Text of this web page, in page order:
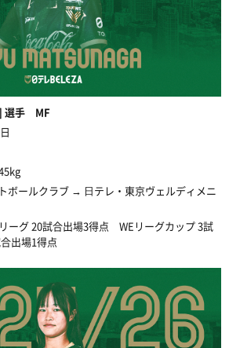
] 選手 MF
ボールクラブ → ⽇テレ・東京ヴェルディメニ
リーグ 20試合出場3得点 WEリーグカップ 3試
出場1得点